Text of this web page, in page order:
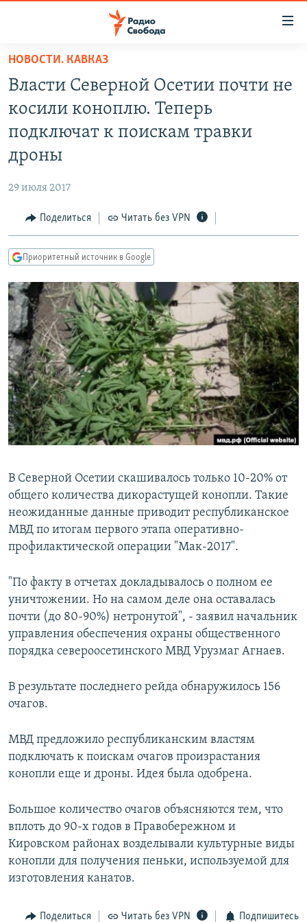
упрощенного
доступа
основному
содержанию
Вернутся
навигации
Вернутся
IDEL.РЕАЛИИ
КАВКАЗ.РЕАЛИИ
СИБИРЬ.РЕАЛИИ
РАСПИСАНИЕ ВЕЩАНИЯ
ПОДПИШИТЕСЬ НА РАССЫЛКУ
СОЦИАЛЬНЫЕ СЕТИ
Все сайты РСЕ/РС
НОВОСТИ. КАВКАЗ
Власти Северной Осетии почти не
косили коноплю. Теперь
подключат к поискам травки
дроны
29 июля 2017
Поделиться Читать без VPN
Приоритетный источник в Google
В Северной Осетии скашивалось только 10-20% от
общего количества дикорастущей конопли. Такие
неожиданные данные приводит республиканское
МВД по итогам первого этапа оперативно-
профилактической операции "Мак-2017".
"По факту в отчетах докладывалось о полном ее
уничтожении. Но на самом деле она оставалась
почти (до 80-90%) нетронутой", - заявил начальник
управления обеспечения охраны общественного
порядка североосетинского МВД Урузмаг Агнаев.
В результате последнего рейда обнаружилось 156
очагов.
МВД предложило республиканским властям
подключать к поискам очагов произрастания
конопли еще и дроны. Идея была одобрена.
Большое количество очагов объясняются тем, что
вплоть до 90-х годов в Правобережном и
Кировском районах возделывали культурные виды
конопли для получения пеньки, используемой для
изготовления канатов.
Поделиться Читать без VPN Подпишитесь